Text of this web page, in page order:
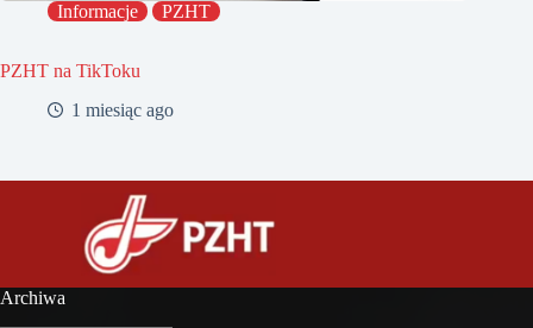
Informacje PZHT
PZHT na TikToku
1 miesiąc ago
Archiwa